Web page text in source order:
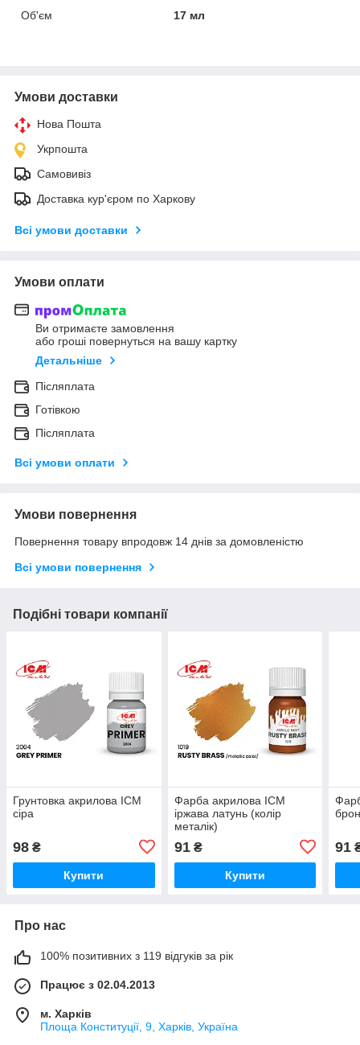
Об'єм
17 мл
Умови доставки
Нова Пошта
Укрпошта
Самовивіз
Доставка кур'єром по Харкову
Всі умови доставки
Умови оплати
Ви отримаєте замовлення
або гроші повернуться на вашу картку
Детальніше
Післяплата
Готівкою
Післяплата
Всі умови оплати
Умови повернення
Повернення товару впродовж 14 днів за домовленістю
Всі умови повернення
Подібні товари компанії
Грунтовка акрилова ICM
сіра
98 ₴
Купити
Фарба акрилова ICM
іржава латунь (колір
металік)
91₴
Купити
91
Про нас
100% позитивних з 119 відгуків за рік
Працює з 02.04.2013
м. Харків
Площа Конституції, 9, Харків, Україна